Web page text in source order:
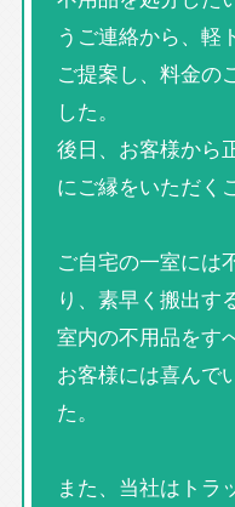
うご連絡から、軽
ご提案し、料金の
した。
後日、お客様から
にご縁をいただく
ご自宅の一室には
り、素早く搬出す
室内の不用品をす
お客様には喜んで
た。
また、当社はトラ